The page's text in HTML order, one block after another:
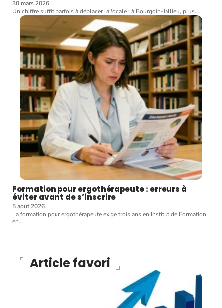
30 mars 2026
Un chiffre suffit parfois à déplacer la focale : à Bourgoin-Jallieu, plus…
Formation pour ergothérapeute : erreurs à
éviter avant de s’inscrire
5 août 2026
La formation pour ergothérapeute exige trois ans en Institut de Formation
en…
Article favori